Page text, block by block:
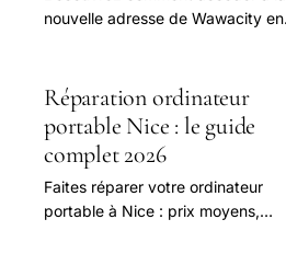
nouvelle adresse de Wawacity en
trouver des alternatives
Réparation ordinateur
portable Nice : le guide
complet 2026
Faites réparer votre ordinateur
portable à Nice : prix moyens,